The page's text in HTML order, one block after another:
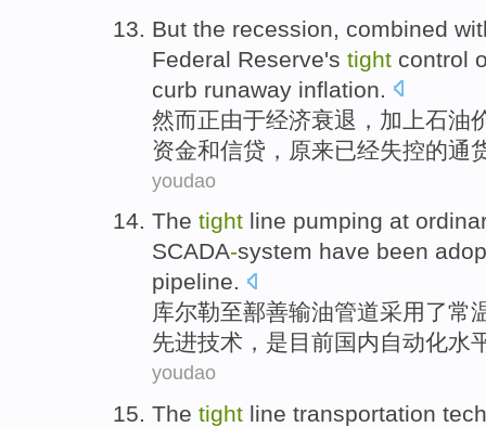
But the recession
combined
Federal Reserve's tight control
curb runaway inflation
然而正由于经济衰退， 加上石油
资金和信贷 ，原来已经失控的通
youdao
The tight line pumping at
SCADA-system have been
pipeline.
库尔勒至鄯善输油管道采用了常
先进技术，是目前国内自动化水
youdao
The tight line transportation